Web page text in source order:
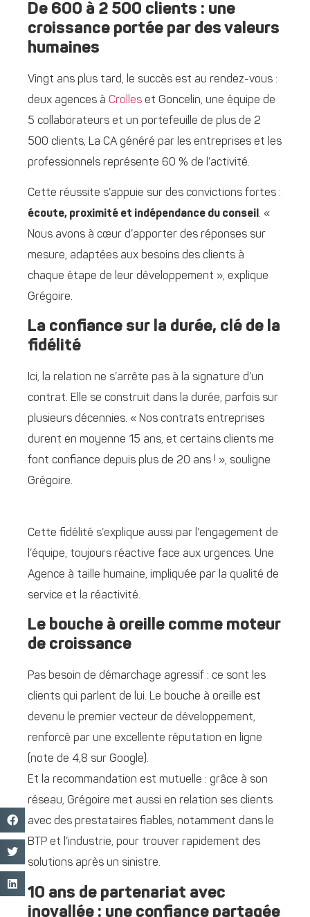
De 600 à 2 500 clients : une
croissance portée par des valeurs
humaines
Vingt ans plus tard, le succès est au rendez-vous :
deux agences à Crolles et Goncelin, une équipe de
5 collaborateurs et un portefeuille de plus de 2
500 clients, La CA généré par les entreprises et les
professionnels représente 60 % de l’activité.
Cette réussite s’appuie sur des convictions fortes :
écoute, proximité et indépendance du conseil . «
Nous avons à cœur d’apporter des réponses sur
mesure, adaptées aux besoins des clients à
chaque étape de leur développement », explique
Grégoire.
La confiance sur la durée, clé de la
fidélité
Ici, la relation ne s’arrête pas à la signature d’un
contrat. Elle se construit dans la durée, parfois sur
plusieurs décennies. « Nos contrats entreprises
durent en moyenne 15 ans, et certains clients me
font confiance depuis plus de 20 ans ! », souligne
Grégoire.
Cette fidélité s’explique aussi par l’engagement de
l’équipe, toujours réactive face aux urgences. Une
Agence à taille humaine, impliquée par la qualité de
service et la réactivité.
Le bouche à oreille comme moteur
de croissance
Pas besoin de démarchage agressif : ce sont les
clients qui parlent de lui. Le bouche à oreille est
devenu le premier vecteur de développement,
renforcé par une excellente réputation en ligne
(note de 4,8 sur Google).
Et la recommandation est mutuelle : grâce à son
réseau, Grégoire met aussi en relation ses clients
avec des prestataires fiables, notamment dans le
BTP et l’industrie, pour trouver rapidement des
solutions après un sinistre.
10 ans de partenariat avec
inovallée : une confiance partagée